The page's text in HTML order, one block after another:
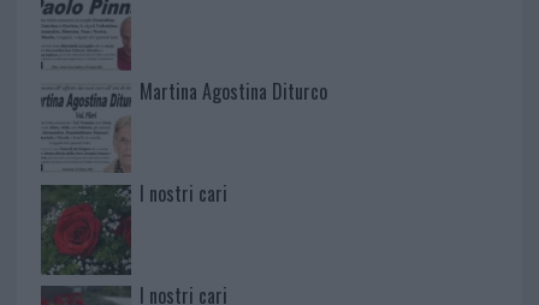
Martina Agostina Diturco
I nostri cari
I nostri cari